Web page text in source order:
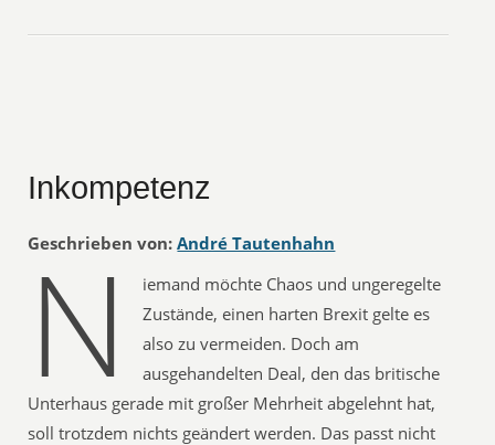
Inkompetenz
Geschrieben von: André Tautenhahn
N
iemand möchte Chaos und ungeregelte
Zustände, einen harten Brexit gelte es
also zu vermeiden. Doch am
ausgehandelten Deal, den das britische
Unterhaus gerade mit großer Mehrheit abgelehnt hat,
soll trotzdem nichts geändert werden. Das passt nicht